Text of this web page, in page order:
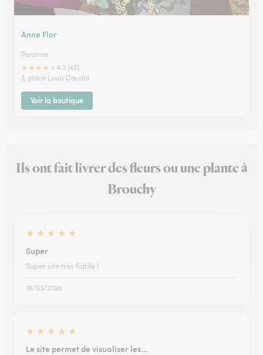
Anne Flor
Peronne
★★★★
4.3 (42)
3, place Louis Daudré
Voir la boutique
Ils ont fait livrer des fleurs ou une plante à
Brouchy
★ ★ ★ ★ ★
Super
Super site très fiable !
18/03/2026
★ ★ ★ ★ ★
Le site permet de visualiser les…